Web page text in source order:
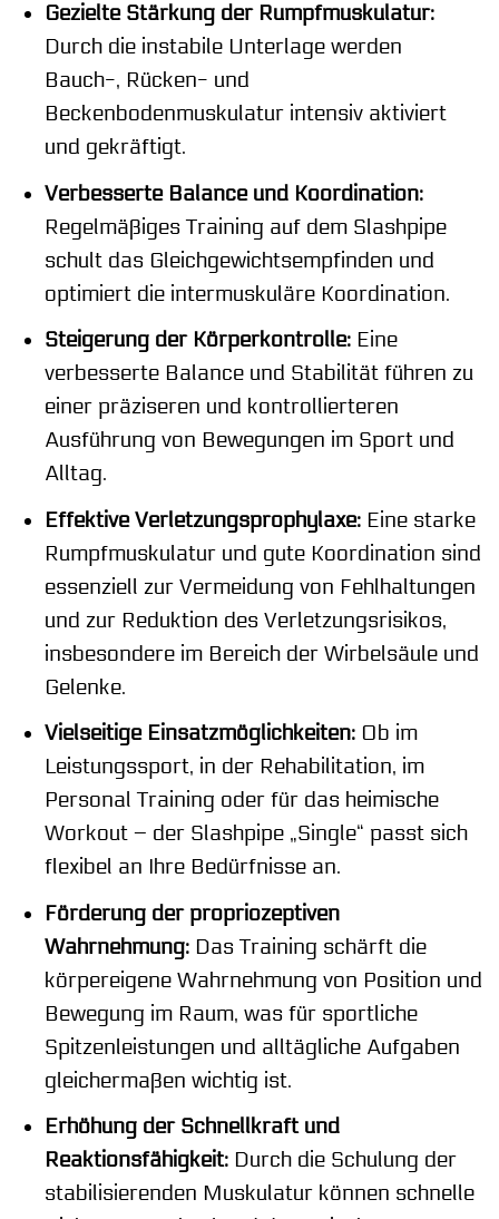
Gezielte Stärkung der Rumpfmuskulatur:
Durch die instabile Unterlage werden
Bauch-, Rücken- und
Beckenbodenmuskulatur intensiv aktiviert
und gekräftigt.
Verbesserte Balance und Koordination:
Regelmäßiges Training auf dem Slashpipe
schult das Gleichgewichtsempfinden und
optimiert die intermuskuläre Koordination.
Steigerung der Körperkontrolle:Eine
verbesserte Balance und Stabilität führen zu
einer präziseren und kontrollierteren
Ausführung von Bewegungen im Sport und
Alltag.
Effektive Verletzungsprophylaxe:Eine starke
Rumpfmuskulatur und gute Koordination sind
essenziell zur Vermeidung von Fehlhaltungen
und zur Reduktion des Verletzungsrisikos,
insbesondere im Bereich der Wirbelsäule und
Gelenke.
Vielseitige Einsatzmöglichkeiten:Ob im
Leistungssport, in der Rehabilitation, im
Personal Training oder für das heimische
Workout – der Slashpipe „Single“ passt sich
flexibel an Ihre Bedürfnisse an.
Förderung der propriozeptiven
Wahrnehmung:Das Training schärft die
körpereigene Wahrnehmung von Position und
Bewegung im Raum, was für sportliche
Spitzenleistungen und alltägliche Aufgaben
gleichermaßen wichtig ist.
Erhöhung der Schnellkraft und
Reaktionsfähigkeit:Durch die Schulung der
stabilisierenden Muskulatur können schnelle